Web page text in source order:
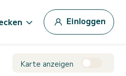
Einloggen
Karte anzeigen